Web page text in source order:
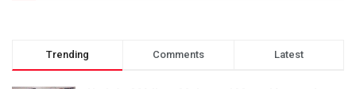
Trending Comments Latest